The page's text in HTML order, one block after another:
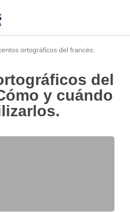
ortográficos del francés:
y cuándo